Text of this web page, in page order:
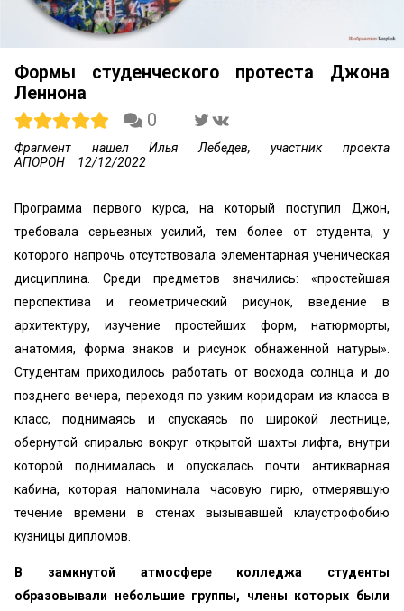
Формы студенческого протеста Джона
Леннона
0
Фрагмент нашел Илья Лебедев, участник проекта
АПОРОН
12/12/2022
Программа первого курса, на который поступил Джон,
требовала серьезных усилий, тем более от студента, у
которого напрочь отсутствовала элементарная ученическая
дисциплина. Среди предметов значились: «простейшая
перспектива и геометрический рисунок, введение в
архитектуру, изучение простейших форм, натюрморты,
анатомия, форма знаков и рисунок обнаженной натуры».
Студентам приходилось работать от восхода солнца и до
позднего вечера, переходя по узким коридорам из класса в
класс, поднимаясь и спускаясь по широкой лестнице,
обернутой спиралью вокруг открытой шахты лифта, внутри
которой поднималась и опускалась почти антикварная
кабина, которая напоминала часовую гирю, отмерявшую
течение времени в стенах вызывавшей клаустрофобию
кузницы дипломов.
В замкнутой атмосфере колледжа студенты
образовывали небольшие группы, члены которых были